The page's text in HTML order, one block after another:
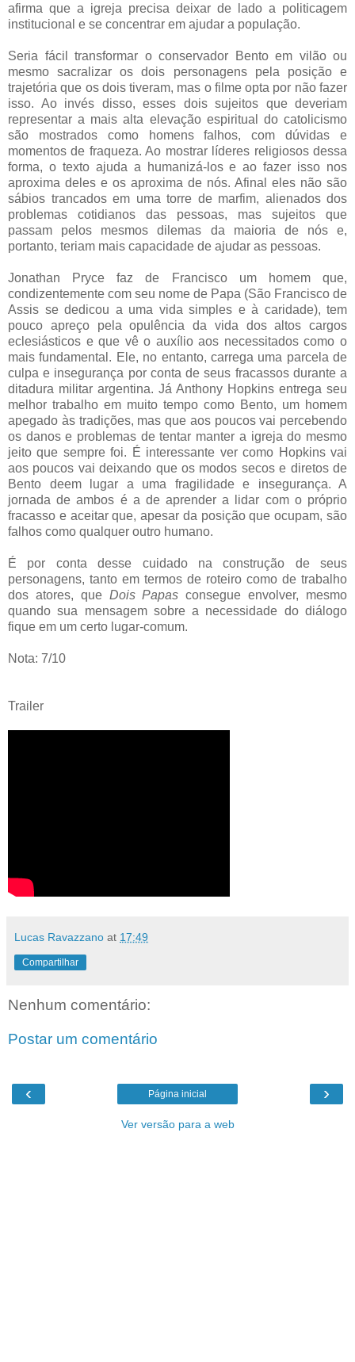
afirma que a igreja precisa deixar de lado a politicagem
institucional e se concentrar em ajudar a população.
Seria fácil transformar o conservador Bento em vilão ou
mesmo sacralizar os dois personagens pela posição e
trajetória que os dois tiveram, mas o filme opta por não fazer
isso. Ao invés disso, esses dois sujeitos que deveriam
representar a mais alta elevação espiritual do catolicismo
são mostrados como homens falhos, com dúvidas e
momentos de fraqueza. Ao mostrar líderes religiosos dessa
forma, o texto ajuda a humanizá-los e ao fazer isso nos
aproxima deles e os aproxima de nós. Afinal eles não são
sábios trancados em uma torre de marfim, alienados dos
problemas cotidianos das pessoas, mas sujeitos que
passam pelos mesmos dilemas da maioria de nós e,
portanto, teriam mais capacidade de ajudar as pessoas.
Jonathan Pryce faz de Francisco um homem que,
condizentemente com seu nome de Papa (São Francisco de
Assis se dedicou a uma vida simples e à caridade), tem
pouco apreço pela opulência da vida dos altos cargos
eclesiásticos e que vê o auxílio aos necessitados como o
mais fundamental. Ele, no entanto, carrega uma parcela de
culpa e insegurança por conta de seus fracassos durante a
ditadura militar argentina. Já Anthony Hopkins entrega seu
melhor trabalho em muito tempo como Bento, um homem
apegado às tradições, mas que aos poucos vai percebendo
os danos e problemas de tentar manter a igreja do mesmo
jeito que sempre foi. É interessante ver como Hopkins vai
aos poucos vai deixando que os modos secos e diretos de
Bento deem lugar a uma fragilidade e insegurança. A
jornada de ambos é a de aprender a lidar com o próprio
fracasso e aceitar que, apesar da posição que ocupam, são
falhos como qualquer outro humano.
É por conta desse cuidado na construção de seus
personagens, tanto em termos de roteiro como de trabalho
dos atores, que Dois Papasconsegue envolver, mesmo
quando sua mensagem sobre a necessidade do diálogo
fique em um certo lugar-comum.
Nota: 7/10
Trailer
Lucas Ravazzano at 17:49
Compartilhar
Nenhum comentário:
Postar um comentário
‹ ›
Página inicial
Ver versão para a web